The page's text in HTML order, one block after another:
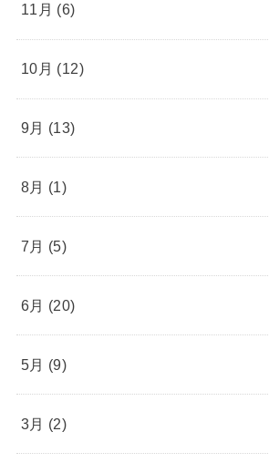
11月 (6)
10月 (12)
9月 (13)
8月 (1)
7月 (5)
6月 (20)
5月 (9)
3月 (2)